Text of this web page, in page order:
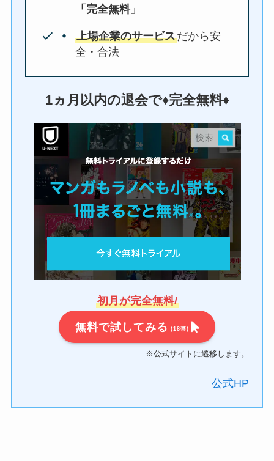
「完全無料」
上場企業のサービスだから安
全・合法
1ヵ月以内の退会で♦︎完全無料♦︎
初月が完全無料/
無料で試してみる (18禁)
※公式サイトに遷移します。
公式HP